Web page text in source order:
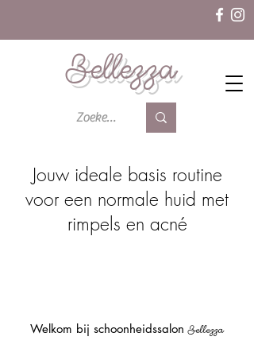
Bellezza
Jouw ideale basis routine
voor een normale huid met
rimpels en acné
Welkom bij schoonheidssalonBellezza